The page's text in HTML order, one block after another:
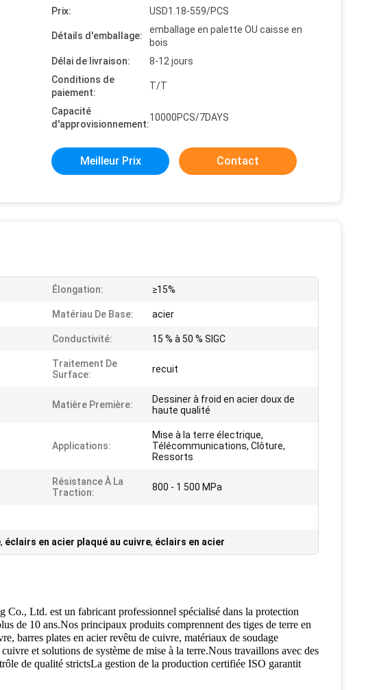
Prix: USD1.18-559/PCS
Détails d'emballage:
emballage en palette OU caisse en
bois
Délai de livraison:
8-12 jours
Conditions de
paiement:
T/T
Capacité
d'approvisionnement:
10000PCS/7DAYS
Meilleur Prix Contact
Élongation: ≥15%
Matériau De Base: acier
Conductivité: 15 % à 50 % SIGC
Traitement De
Surface:
recuit
Matière Première:
Dessiner à froid en acier doux de
haute qualité
Applications:
Mise à la terre électrique,
Télécommunications, Clôture,
Ressorts
Résistance À La
Traction:
800 - 1 500 MPa
, éclairs en acier plaqué au cuivre, éclairs en acier
Ltd. est un fabricant professionnel spécialisé dans la protection
de 10 ans.Nos principaux produits comprennent des tiges de terre en
barres plates en acier revêtu de cuivre, matériaux de soudage
et solutions de système de mise à la terre.Nous travaillons avec des
de qualité strictsLa gestion de la production certifiée ISO garantit